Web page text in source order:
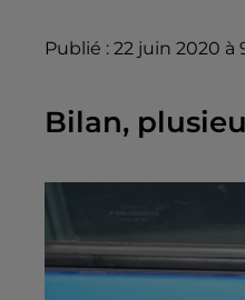
Publié : 22 juin 2020
Bilan,